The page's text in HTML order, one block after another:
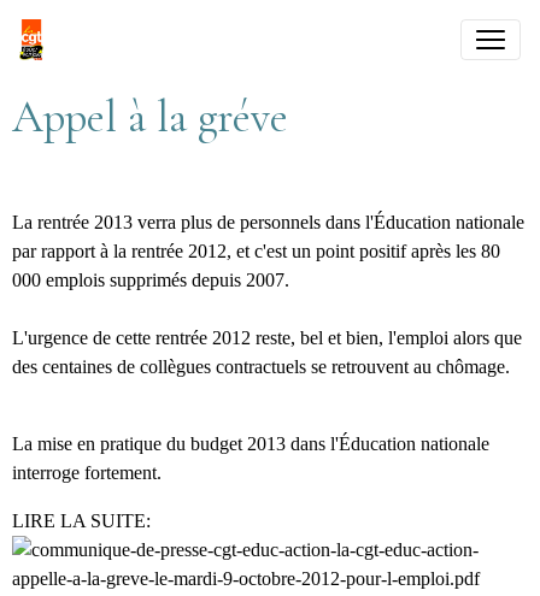
Appel à la gréve
La rentrée 2013 verra plus de personnels dans l'Éducation nationale
par rapport à la rentrée 2012, et c'est un point positif après les 80
000 emplois supprimés depuis 2007.
L'urgence de cette rentrée 2012 reste, bel et bien, l'emploi alors que
des centaines de collègues contractuels se retrouvent au chômage.
La mise en pratique du budget 2013 dans l'Éducation nationale
interroge fortement.
LIRE LA SUITE: